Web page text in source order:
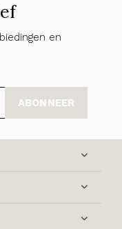
en
ABONNEER